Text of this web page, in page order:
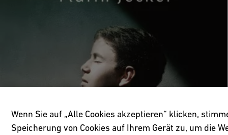
Wenn Sie auf „Alle Cookies akzeptieren“ klicken,
Speicherung von Cookies auf Ihrem Gerät zu, um die